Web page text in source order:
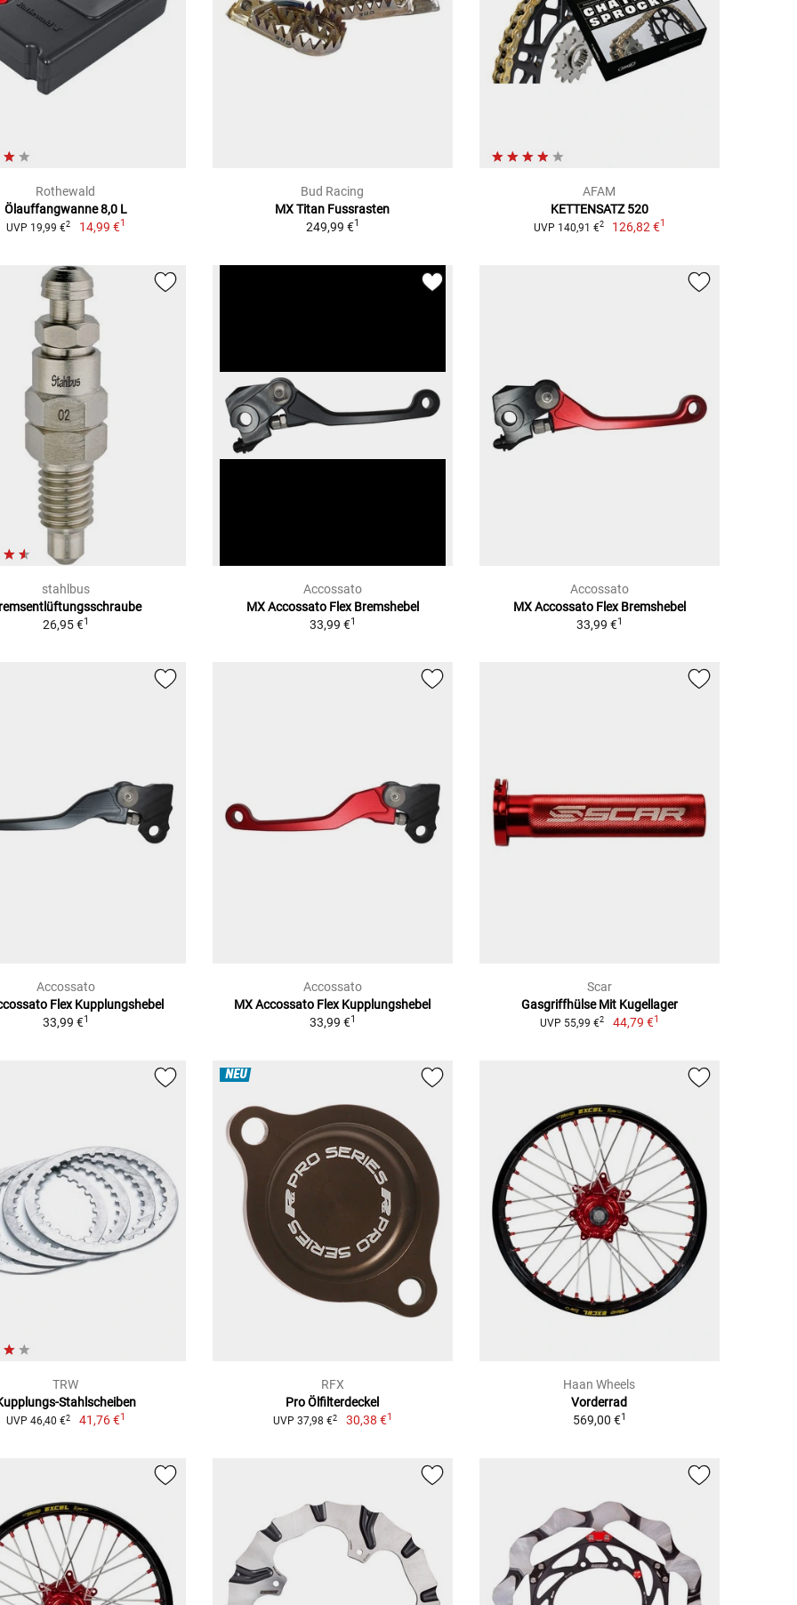
Rothewald
Ölauffangwanne 8,0 L
UVP 19,99 €2 14,99 €1
Bud Racing
MX Titan Fussrasten
249,99 €1
AFAM
KETTENSATZ 520
UVP 140,91 €2 126,82 €1
stahlbus
26,95 €1
Accossato
MX Accossato Flex Bremshebel
33,99 €1
Accossato
MX Accossato Flex Bremshebel
33,99 €1
Accossato
Flex Kupplungshebel
33,99 €1
Accossato
MX Accossato Flex Kupplungshebel
33,99 €1
Scar
Gasgriffhülse Mit Kugellager
UVP 55,99 €2 44,79 €1
TRW
Stahlscheiben
UVP 46,40 €2 41,76 €1
NEU
RFX
Pro Ölfilterdeckel
UVP 37,98 €2 30,38 €1
Haan Wheels
Vorderrad
569,00 €1